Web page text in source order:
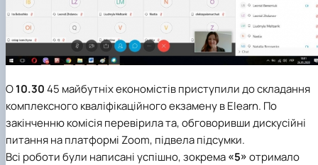
О10.3045 майбутніх економістів приступили до складання
комплексного кваліфікаційного екзамену в Elearn. По
закінченню комісія перевірила та, обговоривши дискусійні
питання на платформі Zoom, підвела підсумки.
Всі роботи були написані успішно, зокрема«5»отримало